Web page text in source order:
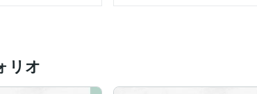
100％見てもらえる珍しい広告媒体】です
を載せるだけの名刺では仕事は取れません。事業への想
リオ